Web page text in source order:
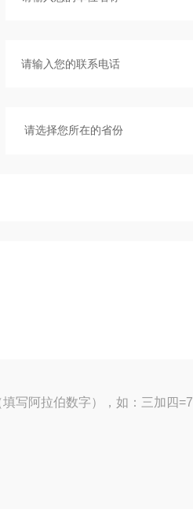
写阿拉伯数字），如：三加四=7